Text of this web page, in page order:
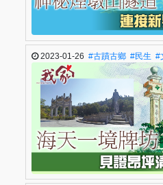
2023-01-26 #古蹟古鄉 #民生 #